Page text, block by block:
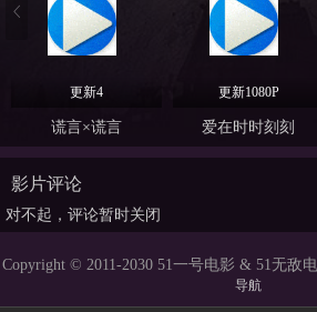
更新4
谎言×谎言
更新1080P
爱在时时刻刻
影片评论
对不起，评论暂时关闭
Copyright © 2011-2030 51一号电影 & 51无敌
导航